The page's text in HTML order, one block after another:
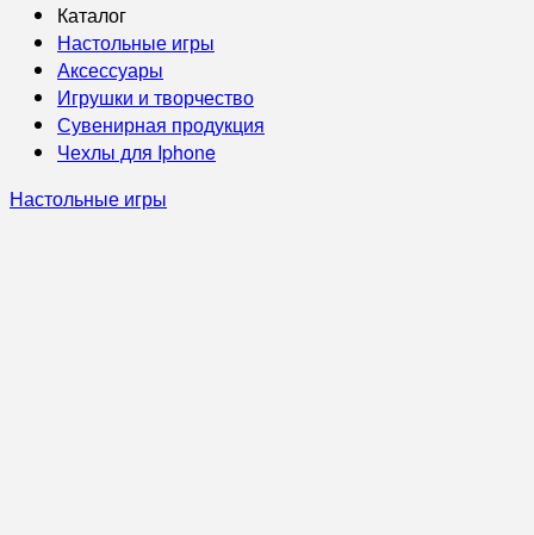
Каталог
Настольные игры
Аксессуары
Игрушки и творчество
Сувенирная продукция
Чехлы для Iphone
Настольные игры